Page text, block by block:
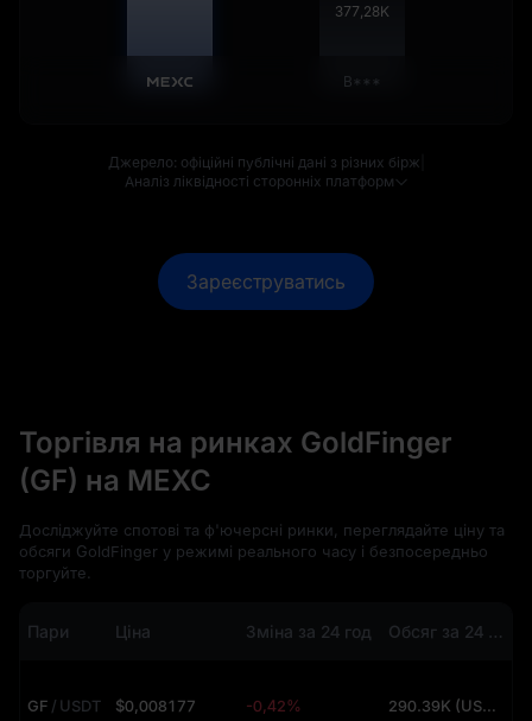
377,75K
B***
Джерело: офіційні публічні дані з різних бірж
Аналіз ліквідності сторонніх платформ
Зареєструватись
Торгівля на ринках GoldFinger
(GF) на MEXC
Досліджуйте спотові та ф'ючерсні ринки, переглядайте ціну та
обсяги GoldFinger у режимі реального часу і безпосередньо
торгуйте.
Пари Ціна Зміна за 24 год Обсяг за 24 год
GF / USDT $0,008177 -0,42% 290.39K (USDT)